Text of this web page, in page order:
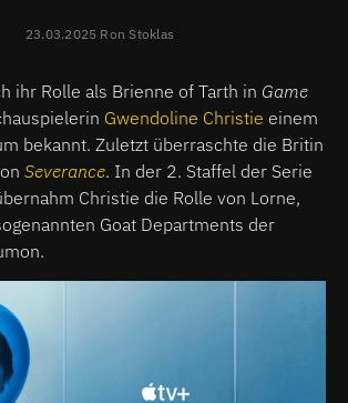
23.03.2025 Ron Stoklas
ihr Rolle als Brienne of Tarth in Game
Gwendoline Christie einem
bekannt. Zuletzt überraschte die Britin
Severance. In der 2. Staffel der Serie
Christie die Rolle von Lorne,
Goat Departments der